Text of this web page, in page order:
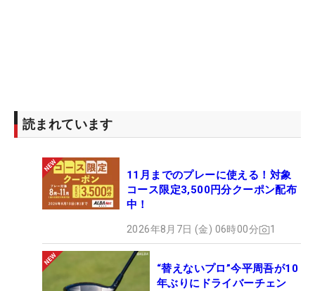
読まれています
11月までのプレーに使える！対象
コース限定3,500円分クーポン配布
中！
2026年8月7日 (金) 06時00分 1
“替えないプロ”今平周吾が10
年ぶりにドライバーチェン